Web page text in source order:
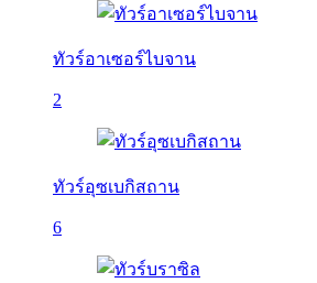
ทัวร์อาเซอร์ไบจาน
2
ทัวร์อุซเบกิสถาน
6